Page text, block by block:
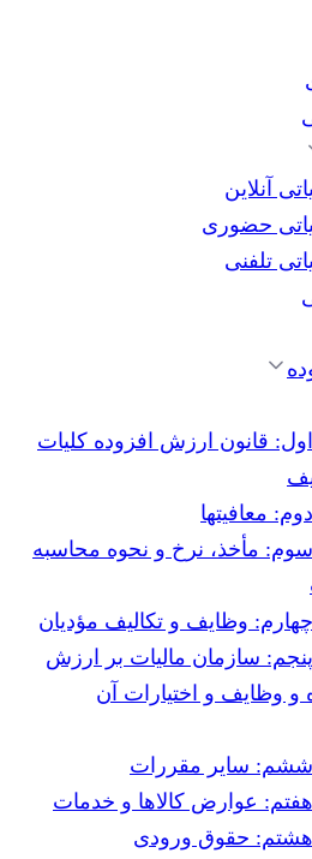
آنلاین
حضوری
تلفنی
قانون ارزش افزوده کلیات
معافیتها
مأخذ، نرخ و نحوه محاسبه
وظایف و تکالیف مؤدیان
سازمان مالیات بر ارزش
و وظایف و اختیارات آن
سایر مقررات
عوارض کالاها و خدمات
حقوق ورودی